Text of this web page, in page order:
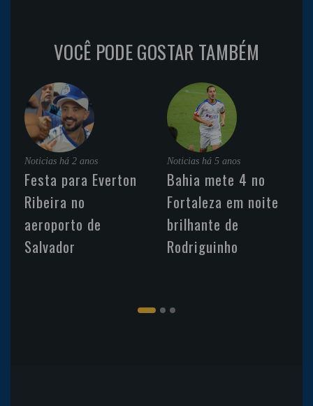
VOCÊ PODE GOSTAR TAMBÉM
Noticias há 2 anos
Festa para Everton
Ribeira no
aeroporto de
Salvador
Noticias há 5 anos
Bahia mete 4 no
Fortaleza em noite
brilhante de
Rodriguinho